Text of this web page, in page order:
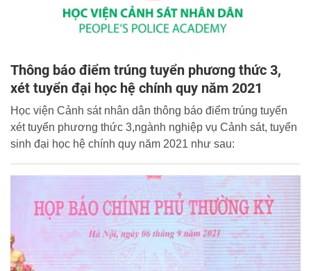
Thông báo điểm trúng tuyển phương thức 3,
xét tuyển đại học hệ chính quy năm 2021
Học viện Cảnh sát nhân dân thông báo điểm trúng tuyển
xét tuyển phương thức 3,ngành nghiệp vụ Cảnh sát, tuyển
sinh đại học hệ chính quy năm 2021 như sau: